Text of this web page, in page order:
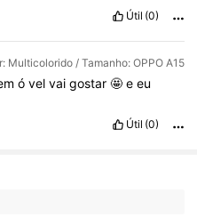
Útil (0)
Multicolorido / Tamanho: OPPO A15
ó vel vai gostar 🤩 e eu
Útil (0)